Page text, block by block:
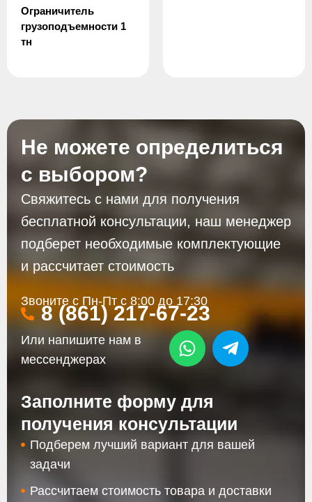
Ограничитель
грузоподъемности 1
тн
Не можете определиться
с выбором?
Свяжитесь с нами для получения
бесплатной консультации, наш менеджер
подберет необходимые комплектующие
и рассчитает стоимость
Звоните с Пн-Пт с 8:00 до 17:30
8 (861) 217-67-23
Или напишите нам в
мессенджерах
Заполните форму для
получения консультации
Подберем лучший вариант для вашей
задачи
Рассчитаем стоимость товара и доставки